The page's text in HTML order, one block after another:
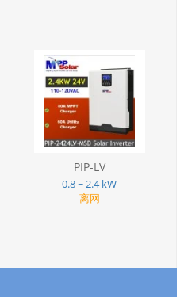
PIP-LV
0.8 ~ 2.4 kW
离网